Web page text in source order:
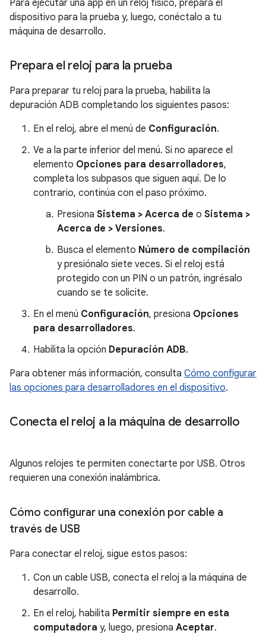
Para ejecutar una app en un reloj físico, prepara el
dispositivo para la prueba y, luego, conéctalo a tu
máquina de desarrollo.
Prepara el reloj para la prueba
Para preparar tu reloj para la prueba, habilita la
depuración ADB completando los siguientes pasos:
En el reloj, abre el menú de Configuración.
Ve a la parte inferior del menú. Si no aparece el
elemento Opciones para desarrolladores,
completa los subpasos que siguen aquí. De lo
contrario, continúa con el paso próximo.
Presiona Sistema > Acerca de o Sistema >
Acerca de > Versiones.
Busca el elemento Número de compilación
y presiónalo siete veces. Si el reloj está
protegido con un PIN o un patrón, ingrésalo
cuando se te solicite.
En el menú Configuración, presiona Opciones
para desarrolladores.
Habilita la opción Depuración ADB.
Para obtener más información, consulta Cómo configurar
las opciones para desarrolladores en el dispositivo.
Conecta el reloj a la máquina de desarrollo
Algunos relojes te permiten conectarte por USB. Otros
requieren una conexión inalámbrica.
Cómo configurar una conexión por cable a
través de USB
Para conectar el reloj, sigue estos pasos:
Con un cable USB, conecta el reloj a la máquina de
desarrollo.
En el reloj, habilita Permitir siempre en esta
computadora y, luego, presiona Aceptar.